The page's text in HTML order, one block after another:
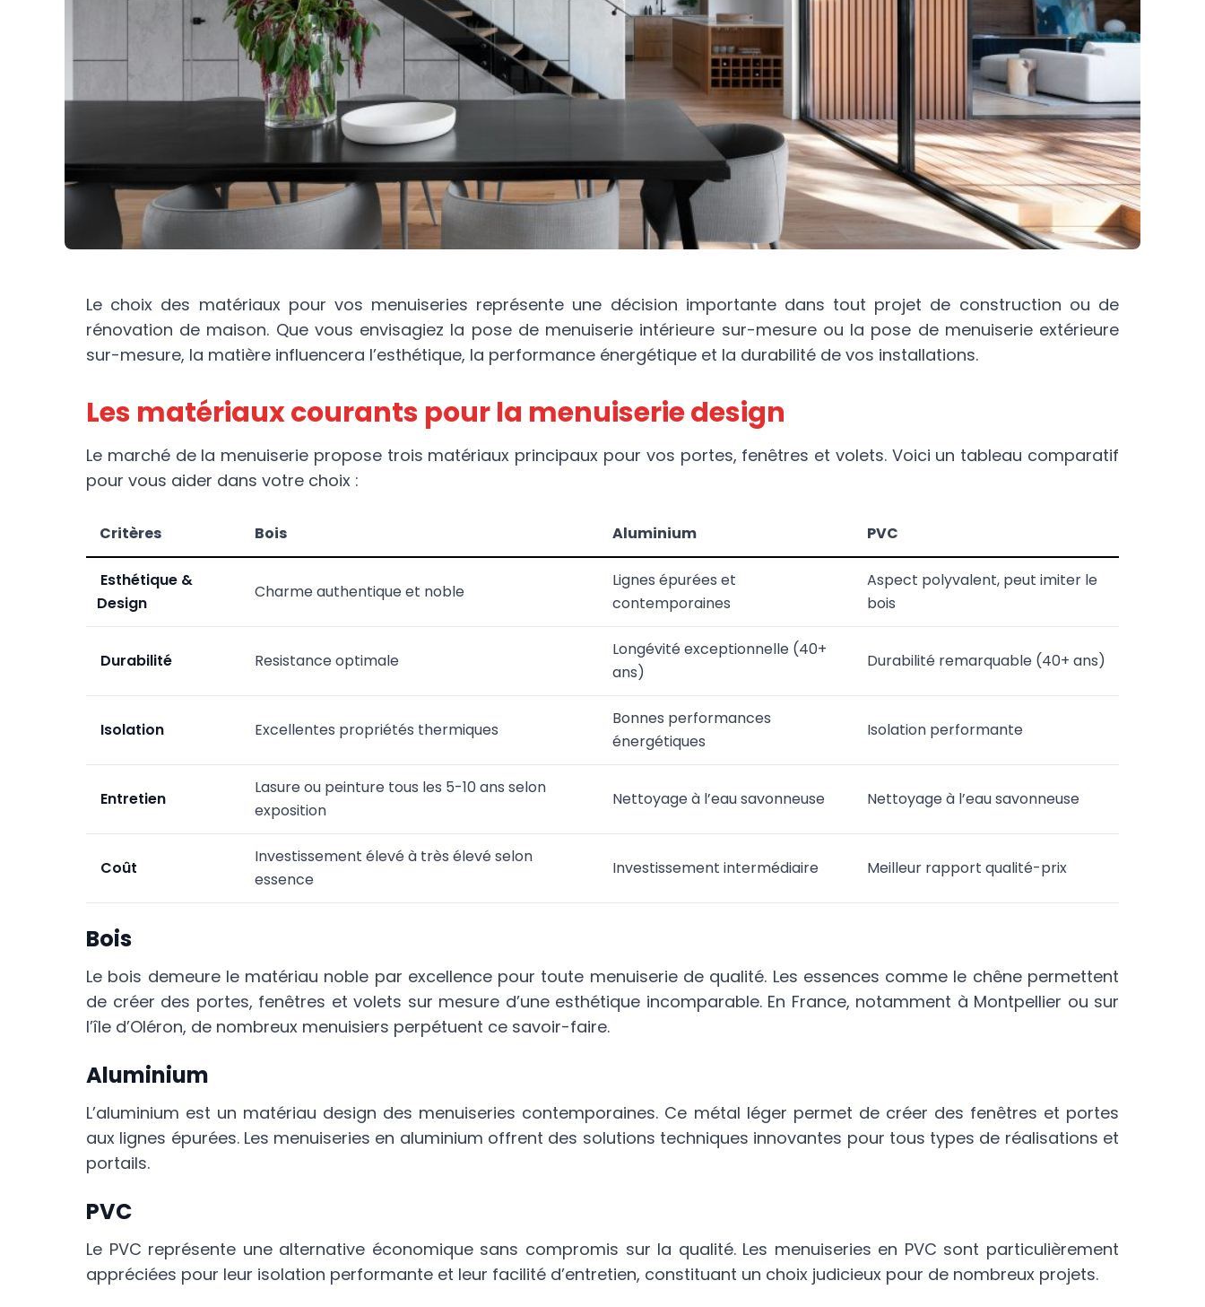
Le choix des matériaux pour vos menuiseries représente une décision importante dans tout projet de construction ou de
rénovation de maison. Que vous envisagiez la pose de menuiserie intérieure sur-mesure ou la pose de menuiserie extérieure
sur-mesure, la matière influencera l’esthétique, la performance énergétique et la durabilité de vos installations.
Les matériaux courants pour la menuiserie design
Le marché de la menuiserie propose trois matériaux principaux pour vos portes, fenêtres et volets. Voici un tableau comparatif
pour vous aider dans votre choix :
Critères Bois Aluminium PVC
Esthétique &
Design
Charme authentique et noble
Lignes épurées et
contemporaines
Aspect polyvalent, peut imiter le
bois
Durabilité Resistance optimale
Longévité exceptionnelle (40+
ans)
Durabilité remarquable (40+ ans)
Isolation Excellentes propriétés thermiques
Bonnes performances
énergétiques
Isolation performante
Entretien
Lasure ou peinture tous les 5-10 ans selon
exposition
Nettoyage à l’eau savonneuse Nettoyage à l’eau savonneuse
Coût
Investissement élevé à très élevé selon
essence
Investissement intermédiaire Meilleur rapport qualité-prix
Bois
Le bois demeure le matériau noble par excellence pour toute menuiserie de qualité. Les essences comme le chêne permettent
de créer des portes, fenêtres et volets sur mesure d’une esthétique incomparable. En France, notamment à Montpellier ou sur
l’île d’Oléron, de nombreux menuisiers perpétuent ce savoir-faire.
Aluminium
L’aluminium est un matériau design des menuiseries contemporaines. Ce métal léger permet de créer des fenêtres et portes
aux lignes épurées. Les menuiseries en aluminium offrent des solutions techniques innovantes pour tous types de réalisations et
portails.
PVC
Le PVC représente une alternative économique sans compromis sur la qualité. Les menuiseries en PVC sont particulièrement
appréciées pour leur isolation performante et leur facilité d’entretien, constituant un choix judicieux pour de nombreux projets.